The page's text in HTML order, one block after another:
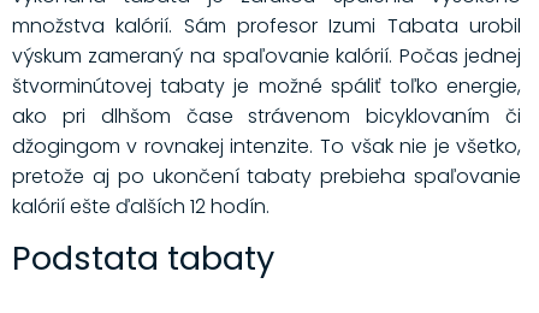
množstva kalórií. Sám profesor Izumi Tabata urobil
výskum zameraný na spaľovanie kalórií. Počas jednej
štvorminútovej tabaty je možné spáliť toľko energie,
ako pri dlhšom čase strávenom bicyklovaním či
džogingom v rovnakej intenzite. To však nie je všetko,
pretože aj po ukončení tabaty prebieha spaľovanie
kalórií ešte ďalších 12 hodín.
Podstata tabaty